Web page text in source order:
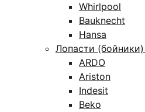
Whirlpool
Bauknecht
Hansa
Лопасти (бойники)
ARDO
Ariston
Indesit
Beko